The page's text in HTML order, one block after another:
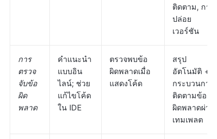
ติดตาม, การ
ปล่อย
เวอร์ชัน
การ
ตรวจ
จับข้อ
ผิด
พลาด
คำแนะนำ
แบบอิน
ไลน์; ช่วย
แก้ไขโค้ด
ใน IDE
ตรวจพบข้อ
ผิดพลาดเมื่อ
แสดงโค้ด
สรุป
อัตโนมัติ +
กระบวนการ
ติดตามข้อ
ผิดพลาดผ่าน
เทมเพลต